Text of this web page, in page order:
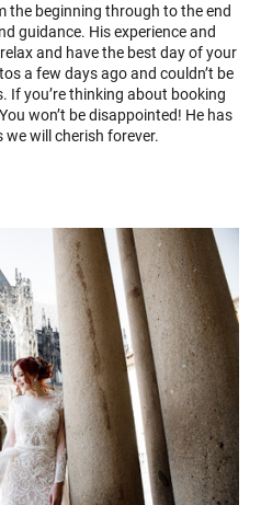
the beginning through to the end
guidance. His experience and
and have the best day of your
a few days ago and couldn’t be
If you’re thinking about booking
won’t be disappointed! He has
will cherish forever.